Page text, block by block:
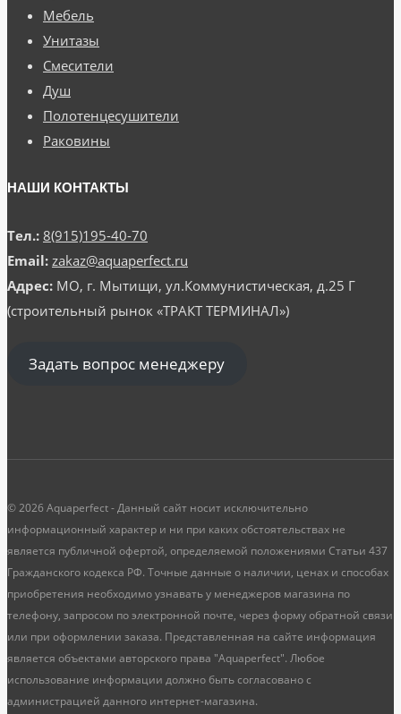
Мебель
Унитазы
Смесители
Душ
Полотенцесушители
Раковины
НАШИ КОНТАКТЫ
Тел.: 8(915)195-40-70
Email: zakaz@aquaperfect.ru
Адрес: МО, г. Мытищи, ул.Коммунистическая, д.25 Г
(строительный рынок «ТРАКТ ТЕРМИНАЛ»)
Задать вопрос менеджеру
© 2026 Aquaperfect - Данный сайт носит исключительно
информационный характер и ни при каких обстоятельствах не
является публичной офертой, определяемой положениями Статьи 437
Гражданского кодекса РФ. Точные данные о наличии, ценах и способах
приобретения необходимо узнавать у менеджеров магазина по
телефону, запросом по электронной почте, через форму обратной связи
или при оформлении заказа. Представленная на сайте информация
является объектами авторского права "Aquaperfect". Любое
использование информации должно быть согласовано с
администрацией данного интернет-магазина.